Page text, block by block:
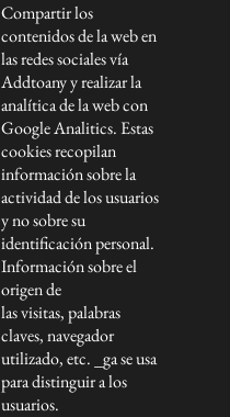
Compartir los
contenidos de la web en
las redes sociales vía
Addtoany y realizar la
analítica de la web con
Google Analitics. Estas
cookies recopilan
información sobre la
actividad de los usuarios
y no sobre su
identificación personal.
Información sobre el
origen de
las visitas, palabras
claves, navegador
utilizado, etc. _ga se usa
para distinguir a los
usuarios.